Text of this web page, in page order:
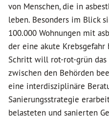
von Menschen, die in
leben. Besonders im Blick
100.000 Wohnungen mit
der eine akute Krebsgefahr
Schritt will rot-rot-grün
zwischen den Behörden
eine interdisziplinäre
Sanierungsstrategie
belasteten und sanierten